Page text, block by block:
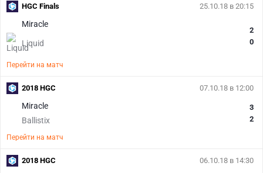
25.10.18 в 20:15
Miracle
Liquid
2
0
Перейти на матч
HGC Finals
07.10.18 в 12:00
Miracle
Ballistix
3
2
Перейти на матч
2018 HGC
06.10.18 в 14:30
2018 HGC